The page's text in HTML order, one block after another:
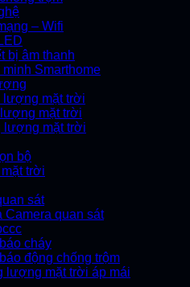
– Wifi
bị âm thanh
minh Smarthome
lượng mặt trời
mặt trời
lượng mặt trời
bộ
trời
sát
Camera quan sát
cháy
động chống trộm
lượng mặt trời áp mái